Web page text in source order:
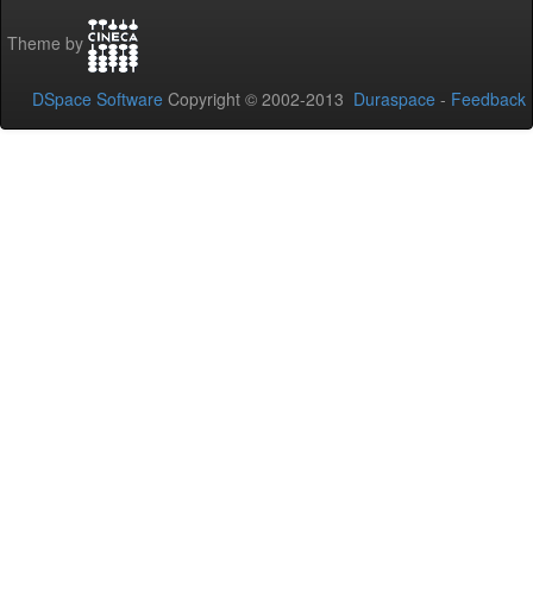
Theme by
DSpace Software Copyright © 2002-2013 Duraspace - Feedback